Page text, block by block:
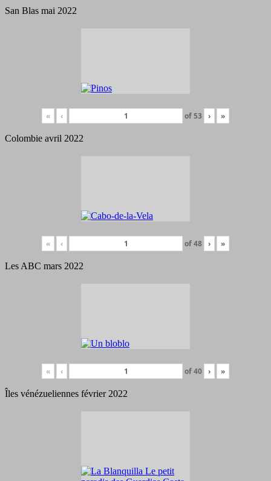
San Blas mai 2022
« ‹ of53 › »
Colombie avril 2022
« ‹ of48 › »
Les ABC mars 2022
« ‹ of40 › »
Îles vénézueliennes février 2022